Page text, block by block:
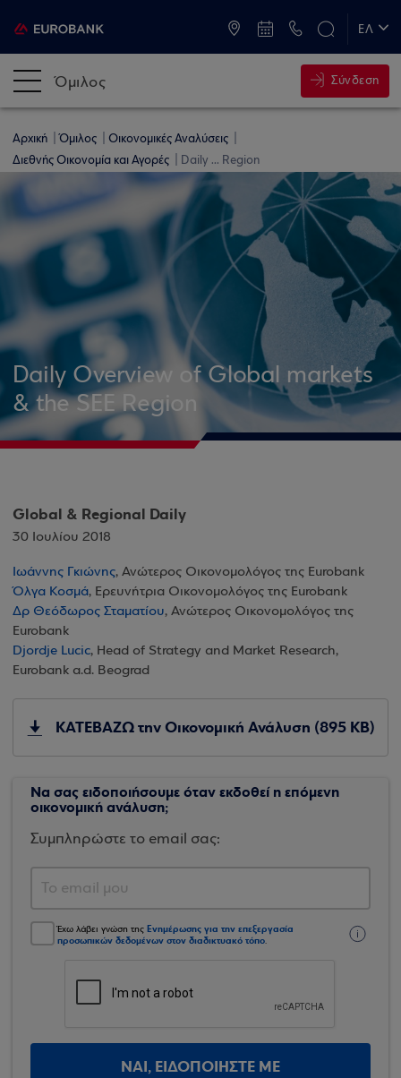
ΕΛ
Όμιλος Σύνδεση
Αρχική Όμιλος
Οικονομικές Αναλύσεις
Διεθνής Οικονομία και Αγορές
Daily ... Region
Daily Overview of Global markets
& the SEE Region
Global & Regional Daily
30 Ιουλίου 2018
Ιωάννης Γκιώνης, Ανώτερος Οικονομολόγος της Eurobank
Όλγα Κοσμά, Ερευνήτρια Οικονομολόγος της Eurobank
Δρ Θεόδωρος Σταματίου, Ανώτερος Οικονομολόγος της
Eurobank
Djordje Lucic, Head of Strategy and Market Research,
Eurobank a.d. Beograd
ΚΑΤΕΒΑΖΩ την Οικονομική Ανάλυση (895 KB)
Να σας ειδοποιήσουμε όταν εκδοθεί η επόμενη
οικονομική ανάλυση;
Συμπληρώστε το email σας:
Έχω λάβει γνώση της Ενημέρωσης για την επεξεργασία
προσωπικών δεδομένων στον διαδικτυακό τόπο.
ΝΑΙ, ΕΙΔΟΠΟΙΗΣΤΕ ΜΕ